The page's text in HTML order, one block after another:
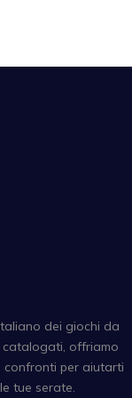
dei giochi da
catalogati, offriamo
confronti per aiutarti
tue serate.